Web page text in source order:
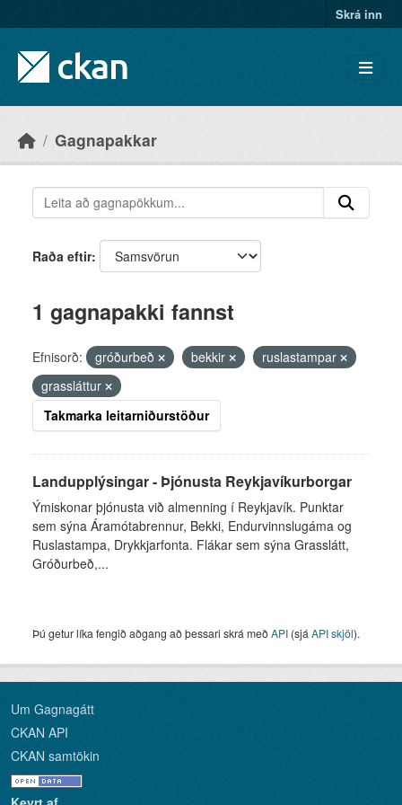
Skrá inn
Gagnapakkar
Raða eftir
1 gagnapakki fannst
Efnisorð: gróðurbeð bekkir
ruslastampar
grassláttur
Takmarka leitarniðurstöður
Landupplýsingar - Þjónusta Reykjavíkurborgar
Ýmiskonar þjónusta við almenning í Reykjavík. Punktar
sem sýna Áramótabrennur, Bekki, Endurvinnslugáma og
Ruslastampa, Drykkjarfonta. Flákar sem sýna Grasslátt,
Gróðurbeð,...
Þú getur líka fengið aðgang að þessari skrá meðAPI (sjá API skjöl).
Um Gagnagátt
CKAN API
CKAN samtökin